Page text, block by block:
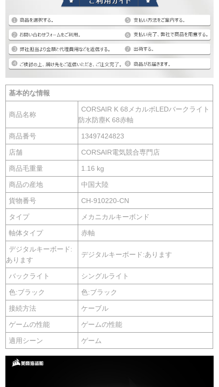
基本的な情報
商品名称
CORSAIR K 68メカルボLEDバークライト
防水防塵K 68赤軸
商品番号 13497424823
店舗 CORSAIR電気競合専門店
商品毛重量 1.16 kg
商品の産地 中国大陸
貨物番号 CH-910220-CN
タイプ メカニカルキーボンド
軸体タイプ 赤軸
デジタルキーボード:
あります
デジタルキーボード:あります
バックライト シングルライト
色:ブラック 色:ブラック
接続方法 ケーブル
ゲームの性能 ゲームの性能
適用シーン ゲーム